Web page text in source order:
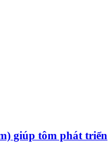
giúp tôm phát triển